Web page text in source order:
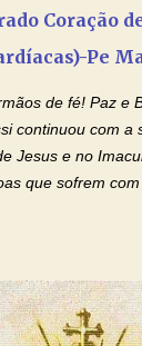
em um
e cheio
Coração
Pe
de fé! Paz e
continuou com a
Jesus e no
que sofrem
de orações
juntos formar